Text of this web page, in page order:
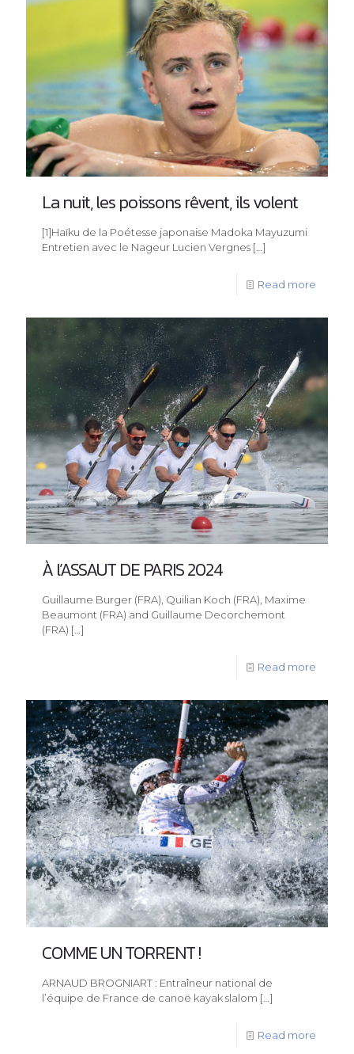
La nuit, les poissons rêvent, ils volent
[1]Haïku de la Poétesse japonaise Madoka Mayuzumi
Entretien avec le Nageur Lucien Vergnes […]
Read more
À l’ASSAUT DE PARIS 2024
Guillaume Burger (FRA), Quilian Koch (FRA), Maxime
Beaumont (FRA) and Guillaume Decorchemont
(FRA) […]
Read more
COMME UN TORRENT !
ARNAUD BROGNIART : Entraîneur national de
l’équipe de France de canoë kayak slalom […]
Read more